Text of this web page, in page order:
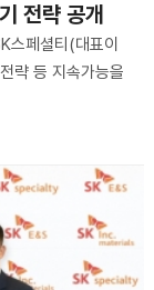
전략 공개
페셜티(대표이
략 등 지속가능을